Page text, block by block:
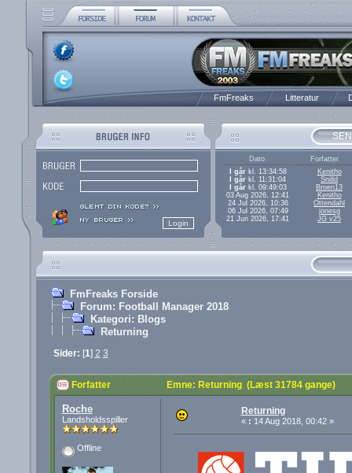
FmFreaks Litteratur
Dato
Forfatter
I gårkl. 13:34:58
Kenitho
I går kl. 11:31:04
Snilld
I gårkl. 09:49:03
Broen13
03 Aug 2026, 12:41
Kenitho
24 Jul 2026, 10:36
Ottendahl
06 Jul 2026, 07:49
jonesg
21 Jun 2026, 17:41
JG v25
FmFreaks Forside
Forum: Football Manager 2018
Kategori: Blogs
Returning
Sider: [1] 2 3
Forfatter Emne: Returning (Læst 31784 gange)
Roche
Landsholdsspiller
Offline
Returning
« : 14 Aug 2018, 00:42 »